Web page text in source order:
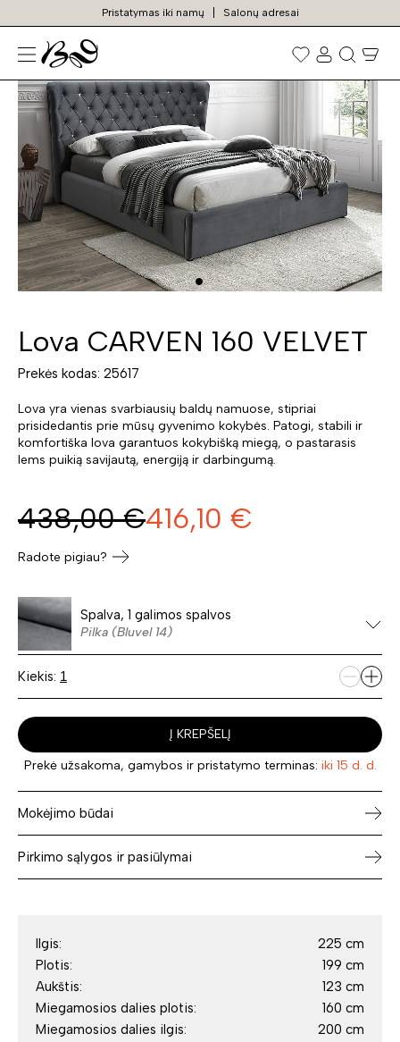
Pristatymas iki namų Salonų adresai
Prekių
paieška
N
Lova CARVEN 160 VELVET
Prekės kodas: 25617
Lova yra vienas svarbiausių baldų namuose, stipriai
prisidedantis prie mūsų gyvenimo kokybės. Patogi, stabili ir
komfortiška lova garantuos kokybišką miegą, o pastarasis
lems puikią savijautą, energiją ir darbingumą.
438,00 €416,10 €
Radote pigiau?
Spalva, 1 galimos spalvos
Pilka (Bluvel 14)
Kiekis:
Į KREPŠELĮ
Prekė užsakoma, gamybos ir pristatymo terminas: iki 15 d. d.
Mokėjimo būdai
Pirkimo sąlygos ir pasiūlymai
Ilgis:
225 cm
Plotis:
199 cm
Aukštis:
123 cm
Miegamosios dalies plotis:
160 cm
Miegamosios dalies ilgis:
200 cm